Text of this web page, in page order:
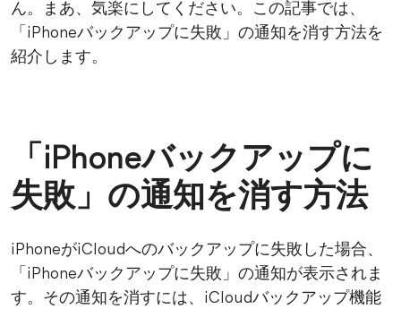
ん。まあ、気楽にしてください。この記事では、
「iPhoneバックアップに失敗」の通知を消す方法を
紹介します。
「iPhoneバックアップに
失敗」の通知を消す方法
iPhoneがiCloudへのバックアップに失敗した場合、
「iPhoneバックアップに失敗」の通知が表示されま
す。その通知を消すには、iCloudバックアップ機能